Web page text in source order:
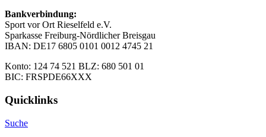
Bankverbindung:
Sport vor Ort Rieselfeld e.V.
Sparkasse Freiburg-Nördlicher Breisgau
IBAN: DE17 6805 0101 0012 4745 21
Konto: 124 74 521 BLZ: 680 501 01
BIC: FRSPDE66XXX
Quicklinks
Suche